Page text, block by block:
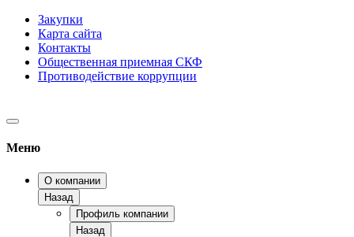
Закупки
Карта сайта
Контакты
Общественная приемная СКФ
Противодействие коррупции
Меню
О компании
Назад
Профиль компании
Назад